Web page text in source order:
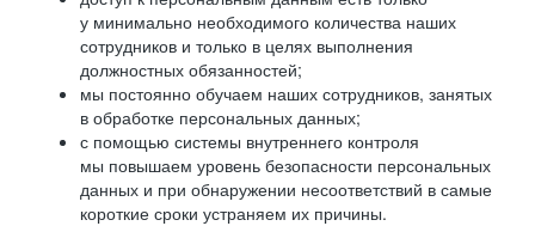
у минимально необходимого количества наших
сотрудников и только в целях выполнения
должностных обязанностей;
мы постоянно обучаем наших сотрудников, занятых
в обработке персональных данных;
с помощью системы внутреннего контроля
мы повышаем уровень безопасности персональных
данных и при обнаружении несоответствий в самые
короткие сроки устраняем их причины.